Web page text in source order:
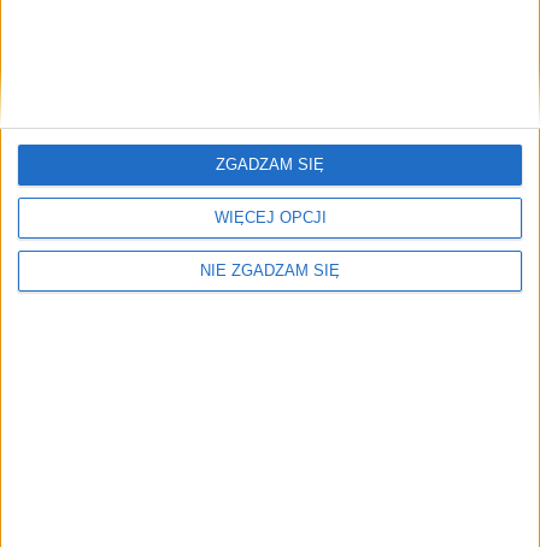
WIĘCEJ OPCJI
NIE ZGADZAM SIĘ
ZGADZAM SIĘ
🔥
Najczęściej czytane
TOP 5
Bezpieczeństwo Polski w centrum uwagi. W Krakowie trwa I